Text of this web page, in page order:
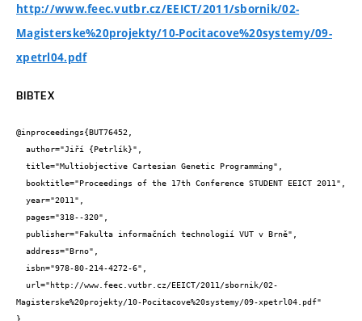
http://www.feec.vutbr.cz/EEICT/2011/sbornik/02-
Magisterske%20projekty/10-Pocitacove%20systemy/09-
xpetrl04.pdf
BIBTEX
@inproceedings{BUT76452,
Magisterske%20projekty/10-Pocitacove%20systemy/09-xpetrl04.pdf"
}